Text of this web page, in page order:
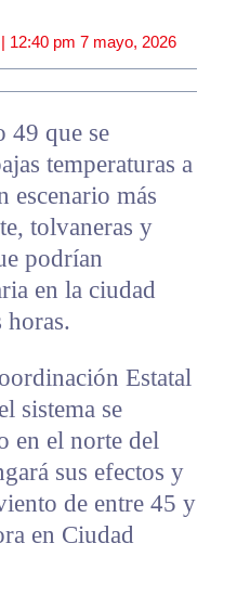
12:40 pm 7 mayo, 2026
49 que se
temperaturas a
escenario más
tolvaneras y
podrían
en la ciudad
horas.
Estatal
sistema se
en el norte del
sus efectos y
de entre 45 y
en Ciudad